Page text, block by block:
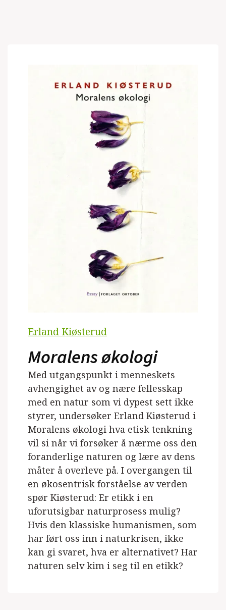
Erland Kiøsterud
Moralens økologi
Med utgangspunkt i menneskets
avhengighet av og nære fellesskap
med en natur som vi dypest sett ikke
styrer, undersøker Erland Kiøsterud i
Moralens økologi hva etisk tenkning
vil si når vi forsøker å nærme oss den
foranderlige naturen og lære av dens
måter å overleve på. I overgangen til
en økosentrisk forståelse av verden
spør Kiøsterud: Er etikk i en
uforutsigbar naturprosess mulig?
Hvis den klassiske humanismen, som
har ført oss inn i naturkrisen, ikke
kan gi svaret, hva er alternativet? Har
naturen selv kim i seg til en etikk?